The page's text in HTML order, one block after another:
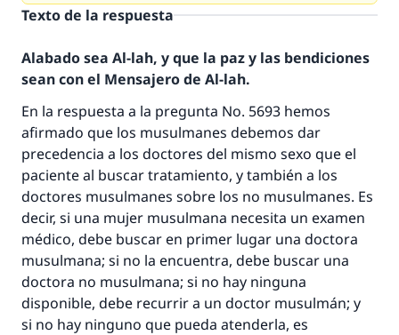
Texto de la respuesta
Alabado sea Al-lah, y que la paz y las bendiciones
sean con el Mensajero de Al-lah.
En la respuesta a la pregunta No. 5693 hemos
afirmado que los musulmanes debemos dar
precedencia a los doctores del mismo sexo que el
paciente al buscar tratamiento, y también a los
doctores musulmanes sobre los no musulmanes. Es
decir, si una mujer musulmana necesita un examen
médico, debe buscar en primer lugar una doctora
musulmana; si no la encuentra, debe buscar una
doctora no musulmana; si no hay ninguna
disponible, debe recurrir a un doctor musulmán; y
si no hay ninguno que pueda atenderla, es